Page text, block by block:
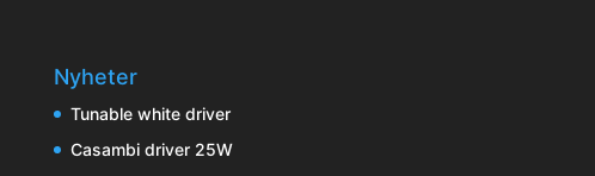
Nyheter
Tunable white driver
Casambi driver 25W